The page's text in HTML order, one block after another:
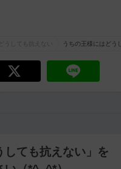
うちの王様にはどう
ても抗えない」を